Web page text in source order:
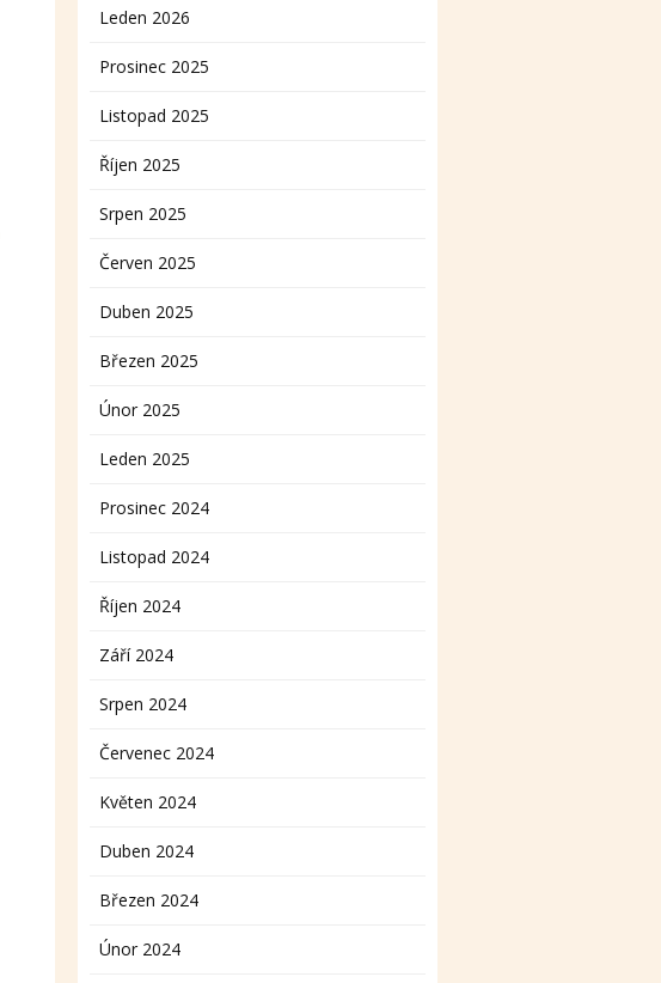
Leden 2026
Prosinec 2025
Listopad 2025
Říjen 2025
Srpen 2025
Červen 2025
Duben 2025
Březen 2025
Únor 2025
Leden 2025
Prosinec 2024
Listopad 2024
Říjen 2024
Září 2024
Srpen 2024
Červenec 2024
Květen 2024
Duben 2024
Březen 2024
Únor 2024